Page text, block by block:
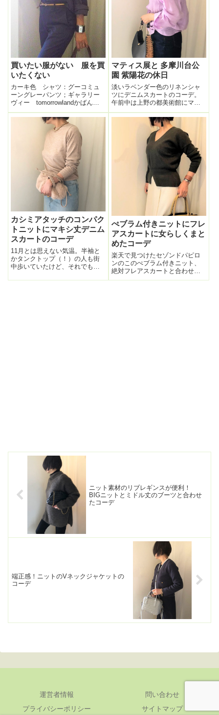
買いたい服がない 服を買
いたくない
カーキ色 シャツ：グーコミュ
ーングレーパンツ；ギャラリー
ヴィー tomorrowlandかばん：
ADMJ靴：ストロベリーフィール
ズ今日は マニッシュ いやジ
ジイッシュなコーデ。こういう
メンズライクな恰好、好み。ア
クセサリーは カーキのバン
マティス展と 多摩川台公
園 紫陽花の休日
淡いラベンダー色のリネンシャ
ツにデニムスカートのコーデ。
午前中は上野の都美術館にマテ
ィス展を観に。かなりの点数が
展示され見ごたえ充分だった！
一部のブースのみ写真OKだった
ので一番気に入った絵を撮影。
マティスは赤のイメージがある
けれど、こうい...
カシミアタッチのコンパク
トニットにマキシ丈デニム
スカートのコーデ
11月とは思えない気温。半袖と
かタンクトップ（！）の人も街
中歩いていたけど、それでもヒ
カシミアタッチの長袖ニット一
ぺブラム付きニットにフレ
アスカートに女らしくまと
めたコーデ
楽天で見つけたセゾンドパピロ
ンのこのぺブラム付きニット、
絶対フレアスカートと合わせた
方がいいかもと思っていたので
ニット素材のリブレギンスが便利！
BIGニットとミドル丈のブーツと合わせ
たコーデ
端正感！ニットのVネックジャケットの
コーデ
運営者情報
問い合わせ
プライバシーポリシー
サイトマップ